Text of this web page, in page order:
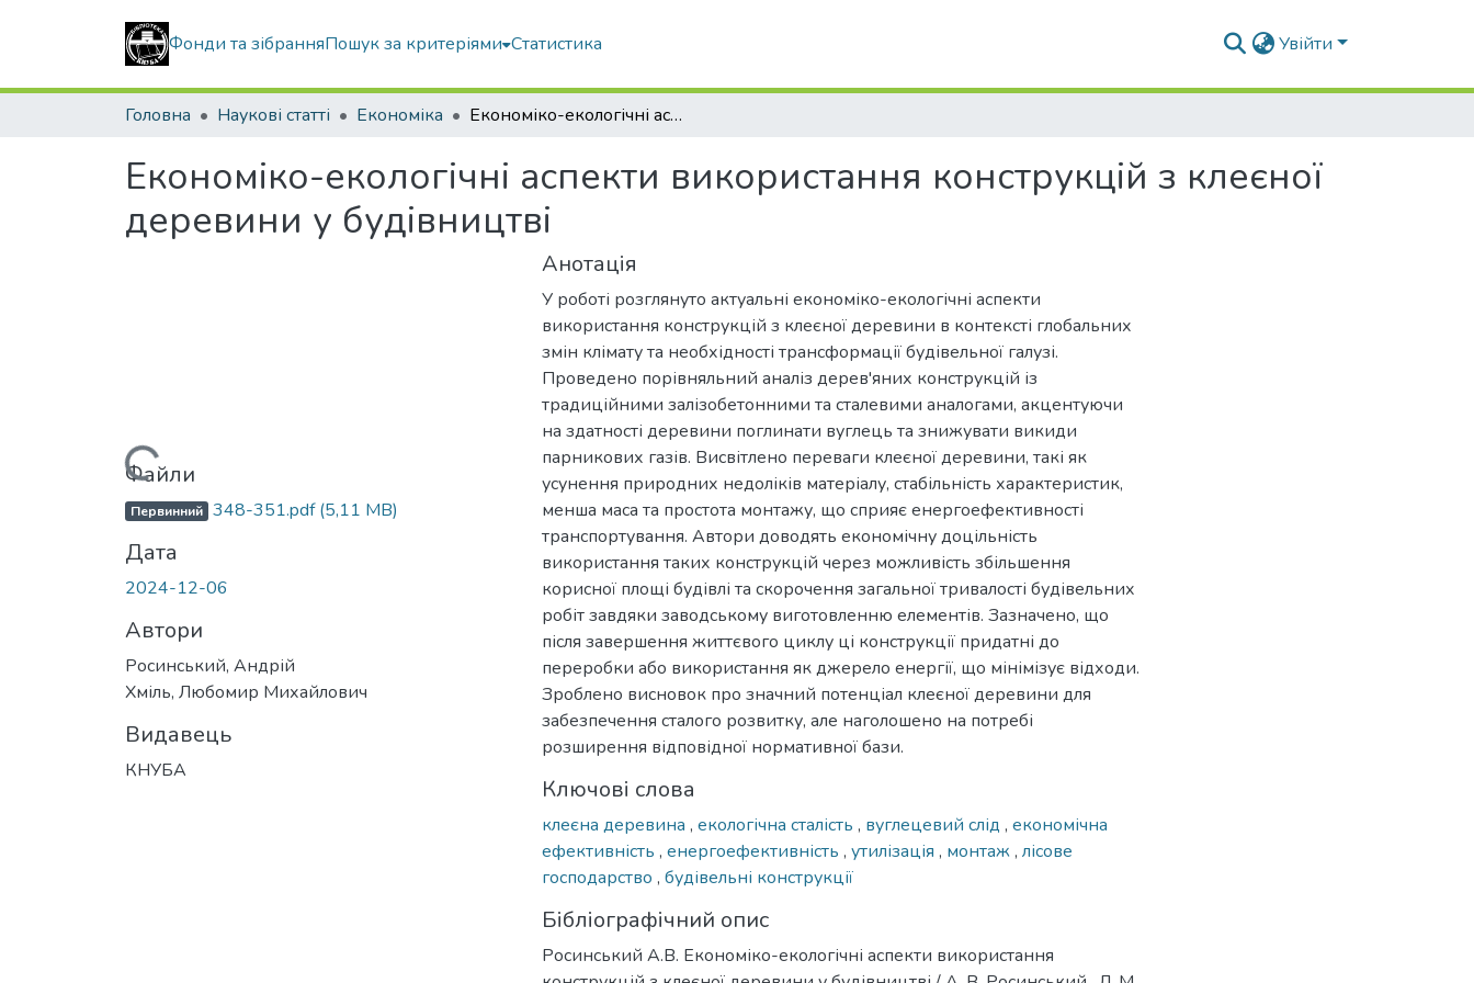
Фонди та зібранняПошук за критеріями Статистика Увійти
Головна Наукові статті Економіка Економіко-екологічні аспекти використання конструкцій з клеєної деревини у будівництві
Економіко-екологічні аспекти використання конструкцій з клеєної
деревини у будівництві
Вантажиться...
Файли
Первинний 348-351.pdf(5,11 MB)
Дата
2024-12-06
Автори
Росинський, Андрій
Хміль, Любомир Михайлович
Видавець
КНУБА
Анотація
У роботі розглянуто актуальні економіко-екологічні аспекти
використання конструкцій з клеєної деревини в контексті глобальних
змін клімату та необхідності трансформації будівельної галузі.
Проведено порівняльний аналіз дерев'яних конструкцій із
традиційними залізобетонними та сталевими аналогами, акцентуючи
на здатності деревини поглинати вуглець та знижувати викиди
парникових газів. Висвітлено переваги клеєної деревини, такі як
усунення природних недоліків матеріалу, стабільність характеристик,
менша маса та простота монтажу, що сприяє енергоефективності
транспортування. Автори доводять економічну доцільність
використання таких конструкцій через можливість збільшення
корисної площі будівлі та скорочення загальної тривалості будівельних
робіт завдяки заводському виготовленню елементів. Зазначено, що
після завершення життєвого циклу ці конструкції придатні до
переробки або використання як джерело енергії, що мінімізує відходи.
Зроблено висновок про значний потенціал клеєної деревини для
забезпечення сталого розвитку, але наголошено на потребі
розширення відповідної нормативної бази.
Ключові слова
клеєна деревина , екологічна сталість , вуглецевий слід , економічна
ефективність , енергоефективність , утилізація , монтаж, лісове
господарство , будівельні конструкції
Бібліографічний опис
Росинський А.В. Економіко-екологічні аспекти використання